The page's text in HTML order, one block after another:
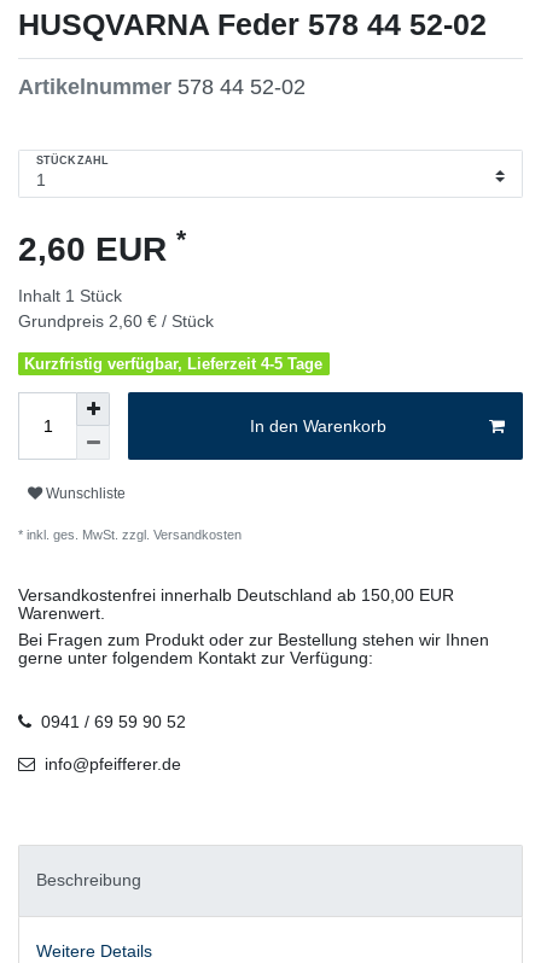
HUSQVARNA Feder 578 44 52-02
Artikelnummer 578 44 52-02
STÜCKZAHL
2,60 EUR *
Inhalt 1 Stück
Grundpreis 2,60 € / Stück
Kurzfristig verfügbar, Lieferzeit 4-5 Tage
In den Warenkorb
Wunschliste
* inkl. ges. MwSt. zzgl. Versandkosten
Versandkostenfrei innerhalb Deutschland ab 150,00 EUR
Warenwert.
Bei Fragen zum Produkt oder zur Bestellung stehen wir Ihnen
gerne unter folgendem Kontakt zur Verfügung:
0941 / 69 59 90 52
info@pfeifferer.de
Beschreibung
Weitere Details